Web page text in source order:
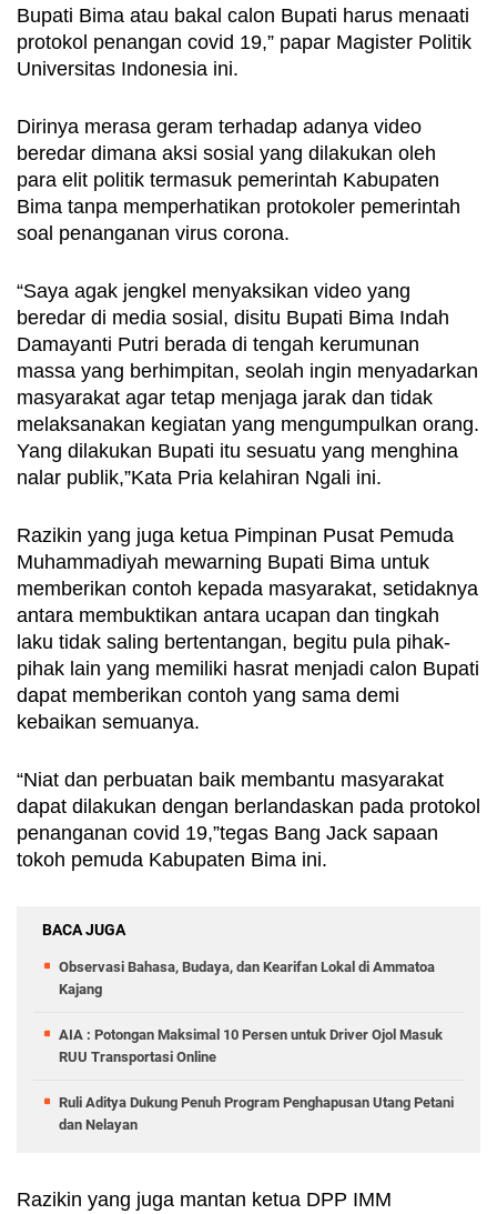
Bupati Bima atau bakal calon Bupati harus menaati
protokol penangan covid 19,” papar Magister Politik
Universitas Indonesia ini.
Dirinya merasa geram terhadap adanya video
beredar dimana aksi sosial yang dilakukan oleh
para elit politik termasuk pemerintah Kabupaten
Bima tanpa memperhatikan protokoler pemerintah
soal penanganan virus corona.
“Saya agak jengkel menyaksikan video yang
beredar di media sosial, disitu Bupati Bima Indah
Damayanti Putri berada di tengah kerumunan
massa yang berhimpitan, seolah ingin menyadarkan
masyarakat agar tetap menjaga jarak dan tidak
melaksanakan kegiatan yang mengumpulkan orang.
Yang dilakukan Bupati itu sesuatu yang menghina
nalar publik,”Kata Pria kelahiran Ngali ini.
Razikin yang juga ketua Pimpinan Pusat Pemuda
Muhammadiyah mewarning Bupati Bima untuk
memberikan contoh kepada masyarakat, setidaknya
antara membuktikan antara ucapan dan tingkah
laku tidak saling bertentangan, begitu pula pihak-
pihak lain yang memiliki hasrat menjadi calon Bupati
dapat memberikan contoh yang sama demi
kebaikan semuanya.
“Niat dan perbuatan baik membantu masyarakat
dapat dilakukan dengan berlandaskan pada protokol
penanganan covid 19,”tegas Bang Jack sapaan
tokoh pemuda Kabupaten Bima ini.
BACA JUGA
Observasi Bahasa, Budaya, dan Kearifan Lokal di Ammatoa
Kajang
AIA : Potongan Maksimal 10 Persen untuk Driver Ojol Masuk
RUU Transportasi Online
Ruli Aditya Dukung Penuh Program Penghapusan Utang Petani
dan Nelayan
Razikin yang juga mantan ketua DPP IMM